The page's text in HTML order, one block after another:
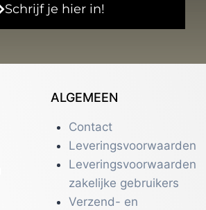
Schrijf je hier in!
ALGEMEEN
Contact
Leveringsvoorwaarden
Leveringsvoorwaarden
zakelijke gebruikers
Verzend- en